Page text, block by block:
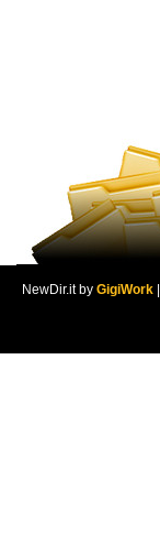
NewDir.it by GigiWork